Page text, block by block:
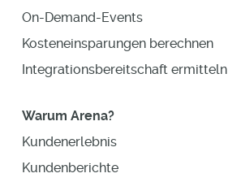
On-Demand-Events
Kosteneinsparungen berechnen
Integrationsbereitschaft ermitteln
Warum Arena?
Kundenerlebnis
Kundenberichte